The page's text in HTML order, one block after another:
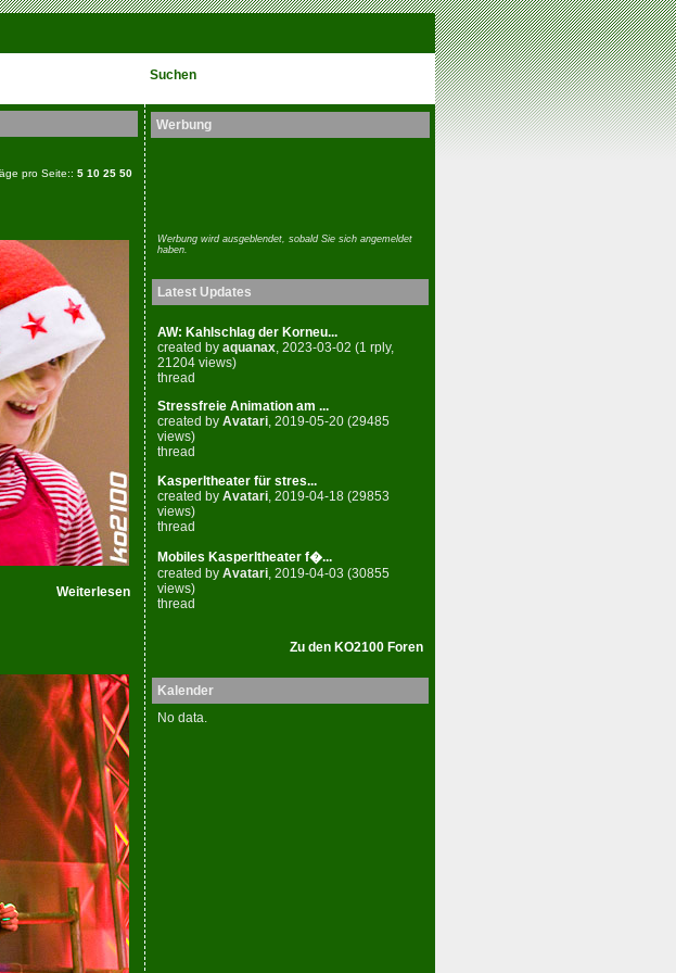
Suchen
pro Seite:: 5 10 25 50
Weiterlesen
Werbung
Werbung wird ausgeblendet, sobald Sie sich angemeldet
haben.
Latest Updates
AW: Kahlschlag der Korneu...
created by aquanax, 2023-03-02 (1 rply,
21204 views)
thread
Stressfreie Animation am ...
created by Avatari, 2019-05-20 (29485
views)
thread
Kasperltheater für stres...
created by Avatari , 2019-04-18 (29853
views)
thread
Mobiles Kasperltheater f�...
created by Avatari , 2019-04-03 (30855
views)
thread
Zu den KO2100 Foren
Kalender
No data.